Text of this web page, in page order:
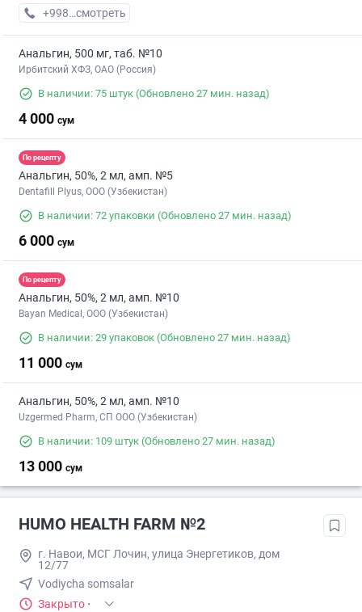
+998 (94) XXX-XX-XX
смотреть
Анальгин, 500 мг, таб. №10
Ирбитский ХФЗ, ОАО (Россия)
В наличии: 75 штук (Обновлено 27 мин. назад)
4 000 сум
По рецепту
Анальгин, 50%, 2 мл, амп. №5
Dentafill Plyus, ООО (Узбекистан)
В наличии: 72 упаковки (Обновлено 27 мин. назад)
6 000 сум
По рецепту
Анальгин, 50%, 2 мл, амп. №10
Bayan Medical, ООО (Узбекистан)
В наличии: 29 упаковок (Обновлено 27 мин. назад)
11 000 сум
Анальгин, 50%, 2 мл, амп. №10
Uzgermed Pharm, СП ООО (Узбекистан)
В наличии: 109 штук (Обновлено 27 мин. назад)
13 000 сум
HUMO HEALTH FARM №2
г. Навои, МСГ Лочин, улица Энергетиков, дом
12/77
Vodiycha somsalar
Закрыто ·